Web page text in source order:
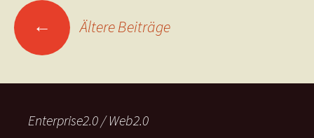
Beitragsnavigation
← Ältere Beiträge
Enterprise2.0 / Web2.0